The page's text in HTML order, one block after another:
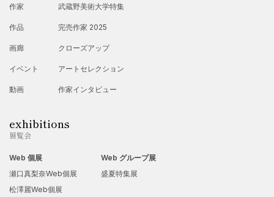
作家
作品
画廊
イベント
動画
武蔵野美術大学特集
完売作家 2025
クローズアップ
アートセレクション
作家インタビュー
exhibitions
展覧会
Web 個展
瀬口真梨奈Web個展
松澤麗Web個展
Web グループ展
盛夏特集展